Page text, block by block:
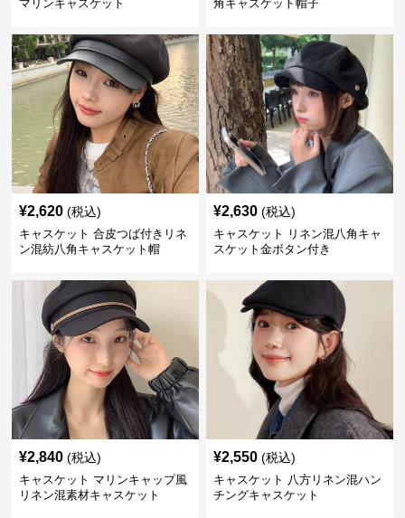
マリンキャスケット
角キャスケット帽子
¥2,620 (税込)
キャスケット 合皮つば付きリネ
ン混紡八角キャスケット帽
¥2,630 (税込)
キャスケット リネン混八角キャ
スケット金ボタン付き
¥2,840 (税込)
キャスケット マリンキャップ風
リネン混素材キャスケット
¥2,550 (税込)
キャスケット 八方リネン混ハン
チングキャスケット